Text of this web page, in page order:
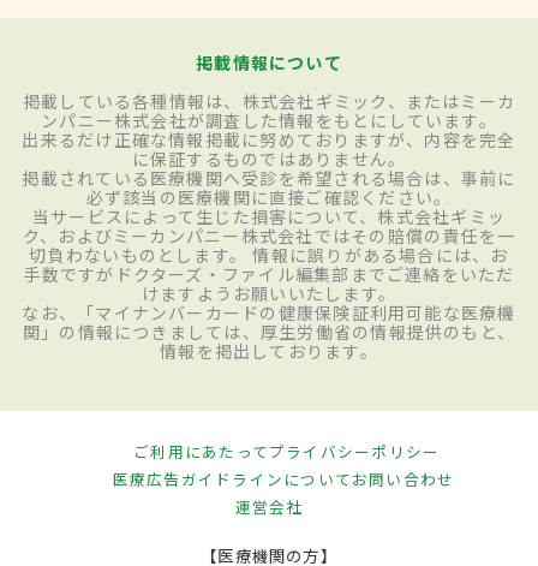
掲載情報について
掲載している各種情報は、株式会社ギミック、またはミーカ
ンパニー株式会社が調査した情報をもとにしています。
出来るだけ正確な情報掲載に努めておりますが、内容を完全
に保証するものではありません。
掲載されている医療機関へ受診を希望される場合は、事前に
必ず該当の医療機関に直接ご確認ください。
当サービスによって生じた損害について、株式会社ギミッ
ク、およびミーカンパニー株式会社ではその賠償の責任を一
切負わないものとします。 情報に誤りがある場合には、お
手数ですがドクターズ・ファイル編集部までご連絡をいただ
けますようお願いいたします。
なお、「マイナンバーカードの健康保険証利用可能な医療機
関」の情報につきましては、厚生労働省の情報提供のもと、
情報を掲出しております。
ご利用にあたってプライバシーポリシー
医療広告ガイドラインについてお問い合わせ
運営会社
【医療機関の方】